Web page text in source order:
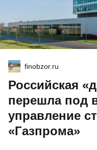
finobzor.ru
Российская
перешла под
управление
«Газпрома»